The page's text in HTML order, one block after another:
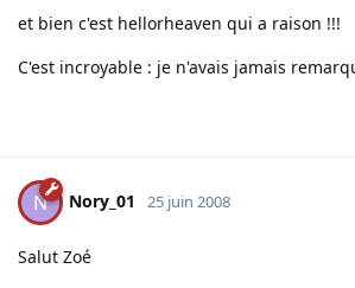
et bien c'est hellorheaven qui a raison !!!
C'est incroyable : je n'avais jamais
N Nory_01 25 juin 2008
Salut Zoé